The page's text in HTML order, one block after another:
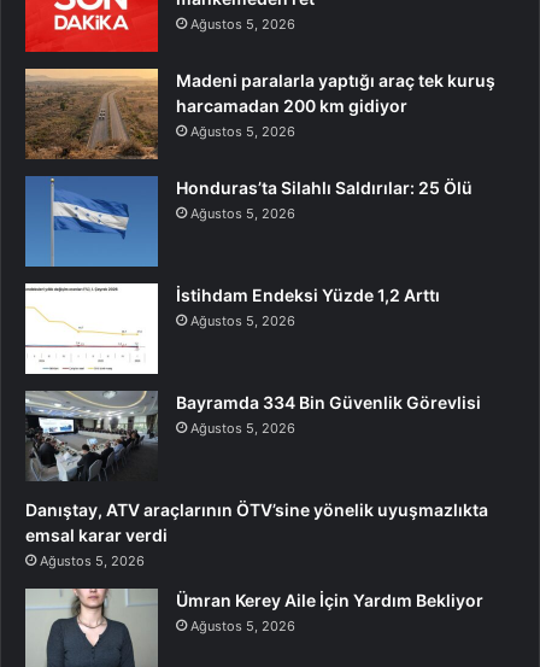
Ağustos 5, 2026
Madeni paralarla yaptığı araç tek kuruş
harcamadan 200 km gidiyor
Ağustos 5, 2026
Honduras’ta Silahlı Saldırılar: 25 Ölü
Ağustos 5, 2026
İstihdam Endeksi Yüzde 1,2 Arttı
Ağustos 5, 2026
Bayramda 334 Bin Güvenlik Görevlisi
Ağustos 5, 2026
Danıştay, ATV araçlarının ÖTV’sine yönelik uyuşmazlıkta
emsal karar verdi
Ağustos 5, 2026
Ümran Kerey Aile İçin Yardım Bekliyor
Ağustos 5, 2026